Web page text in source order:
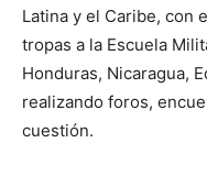
Latina y el Caribe, con
tropas a la Escuela
Honduras, Nicaragua,
realizando foros,
cuestión.